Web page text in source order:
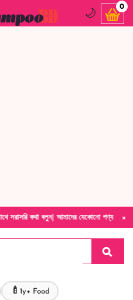
×
যেকোনো পণ্য হাতে নিয়ে দেখে টাকা দিবেন
🌙
0
🍼 1y+ Food